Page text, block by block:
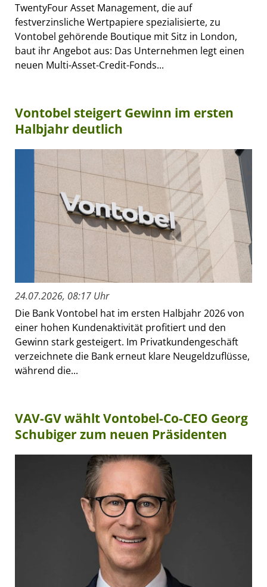
TwentyFour Asset Management, die auf
festverzinsliche Wertpapiere spezialisierte, zu
Vontobel gehörende Boutique mit Sitz in London,
baut ihr Angebot aus: Das Unternehmen legt einen
neuen Multi-Asset-Credit-Fonds...
Vontobel steigert Gewinn im ersten
Halbjahr deutlich
24.07.2026, 08:17 Uhr
Die Bank Vontobel hat im ersten Halbjahr 2026 von
einer hohen Kundenaktivität profitiert und den
Gewinn stark gesteigert. Im Privatkundengeschäft
verzeichnete die Bank erneut klare Neugeldzuflüsse,
während die...
VAV-GV wählt Vontobel-Co-CEO Georg
Schubiger zum neuen Präsidenten